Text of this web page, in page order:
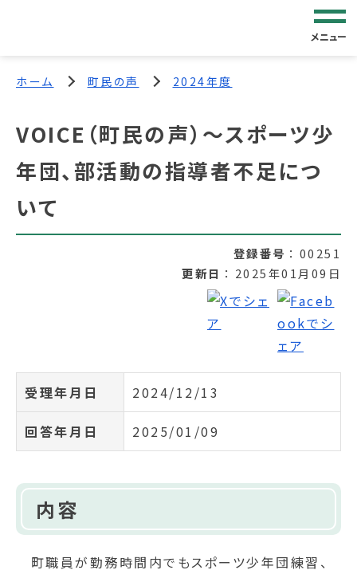
メニュー
ホーム 町民の声 2024年度
VOICE（町民の声）～スポーツ少
年団、部活動の指導者不足につ
いて
登録番号
00251
更新日
2025年01月09日
受理年月日 2024/12/13
回答年月日 2025/01/09
内容
町職員が勤務時間内でもスポーツ少年団練習、